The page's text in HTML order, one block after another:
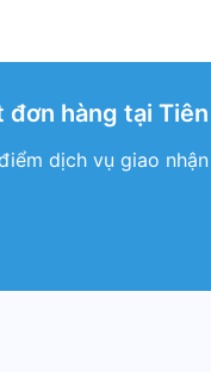
hàng tại
dịch vụ giao